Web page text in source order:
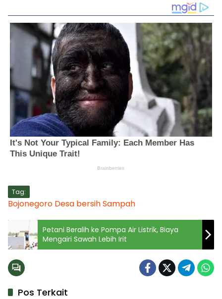
Tag:
Bojonegoro Desa bersihSampah
Petani Beralih ke Pompa Air Listrik, Biaya
Mengairi Sawah Lebih Irit
Pos Terkait